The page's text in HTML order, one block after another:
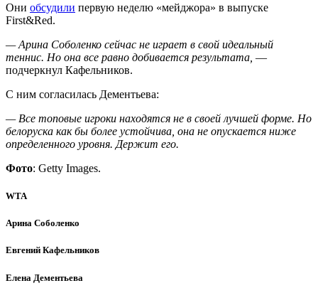
Они обсудили первую неделю «мейджора» в выпуске
First&Red.
— Арина Соболенко сейчас не играет в свой идеальный
теннис. Но она все равно добивается результата, —
подчеркнул Кафельников.
С ним согласилась Дементьева:
— Все топовые игроки находятся не в своей лучшей форме. Но
белоруска как бы более устойчива, она не опускается ниже
определенного уровня. Держит его.
Фото: Getty Images.
WTA
Арина Соболенко
Евгений Кафельников
Елена Дементьева